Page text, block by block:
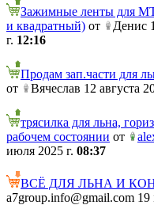
Зажимные ленты для
и квадратный) от
Денис
г. 12:16
Продам зап.части для
от
Вячеслав 12 августа
трясилка для льна,
рабочем состоянии от
июля 2025 г. 08:37
ВСЁ ДЛЯ ЛЬНА И
a7group.info@gmail.com 19